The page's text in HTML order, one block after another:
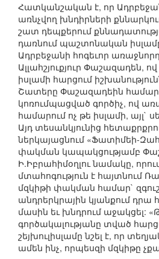
Հատկանշական է, որ
առնչվող խնդիրների
շատ դեպքերում
դառնում պաշտոնական
Ադրբեջանի հոգեւոր
Ալլահշյուքյուր Փաշազադեն,
իսլամի հարցում
Շատերը Փաշազադեին
կոռումպացված գործիչ, ով
համարում ոչ թե իսլամի, այլ`
Այդ տեսանկյունից
ներկայացնում «Ֆատիմեի-
փակման կապակցությամբ
Ի.Իբրահիմօղլու նամակը,
մտահոգություն է հայտնում
մզկիթի փակման համար`
անդրերկրային կյանքում դրա
մասին եւ խնդրում աջակցել:
գործակալությանը տված
շեյխուլիսլամը նշել է, որ
ամեն ինչ, որպեսզի մզկիթը